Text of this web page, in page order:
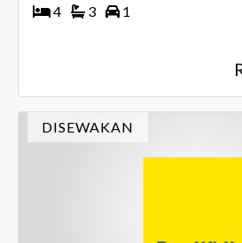
4 3 1
DISEWAKAN